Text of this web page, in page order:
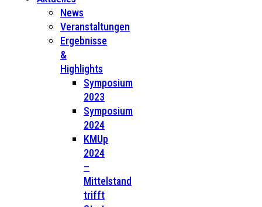
News
Veranstaltungen
Ergebnisse
&
Highlights
Symposium
2023
Symposium
2024
KMUp
2024
–
Mittelstand
trifft